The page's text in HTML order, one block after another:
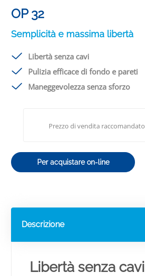
OP 32
Semplicità e massima libertà
Libertà senza cavi
Pulizia efficace di fondo e pareti
Maneggevolezza senza sforzo
Prezzo di vendita raccomandato
Per acquistare on-line
Descrizione
Libertà senza cavi